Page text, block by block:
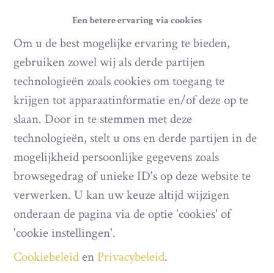
Een betere ervaring via cookies
Om u de best mogelijke ervaring te bieden,
gebruiken zowel wij als derde partijen
technologieën zoals cookies om toegang te
krijgen tot apparaatinformatie en/of deze op te
slaan. Door in te stemmen met deze
technologieën, stelt u ons en derde partijen in de
mogelijkheid persoonlijke gegevens zoals
browsegedrag of unieke ID's op deze website te
verwerken. U kan uw keuze altijd wijzigen
onderaan de pagina via de optie 'cookies' of
'cookie instellingen'.
Cookiebeleiden Privacybeleid.
Huis
Dessous la Ville 39, 6800 Libramont-Chevigny |
Ref: 477
Vanaf € 324.000
4 1 250 m²